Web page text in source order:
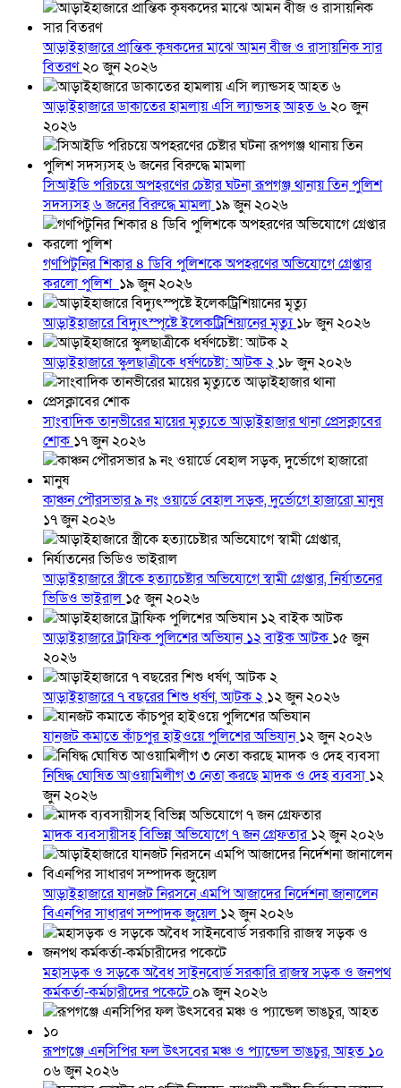
আড়াইহাজারে প্রান্তিক কৃষকদের মাঝে আমন বীজ ও রাসায়নিক সার
বিতরণ২০ জুন ২০২৬
আড়াইহাজারে ডাকাতের হামলায় এসি ল্যান্ডসহ আহত ৬২০ জুন
২০২৬
সিআইডি পরিচয়ে অপহরণের চেষ্টার ঘটনা রূপগঞ্জ থানায় তিন পুলিশ
সদস্যসহ ৬ জনের বিরুদ্ধে মামলা ১৯ জুন ২০২৬
গণপিটুনির শিকার ৪ ডিবি পুলিশকে অপহরণের অভিযোগে গ্রেপ্তার
করলো পুলিশ ১৯ জুন ২০২৬
আড়াইহাজারে বিদ্যুৎস্পৃষ্টে ইলেকট্রিশিয়ানের মৃত্যু১৮ জুন ২০২৬
আড়াইহাজারে স্কুলছাত্রীকে ধর্ষণচেষ্টা: আটক ২ ১৮ জুন ২০২৬
সাংবাদিক তানভীরের মায়ের মৃত্যুতে আড়াইহাজার থানা প্রেসক্লাবের
শোক ১৭ জুন ২০২৬
কাঞ্চন পৌরসভার ৯ নং ওয়ার্ডে বেহাল সড়ক, দুর্ভোগে হাজারো মানুষ
১৭ জুন ২০২৬
আড়াইহাজারে স্ত্রীকে হত্যাচেষ্টার অভিযোগে স্বামী গ্রেপ্তার, নির্যাতনের
ভিডিও ভাইরাল ১৫ জুন ২০২৬
আড়াইহাজারে ট্রাফিক পুলিশের অভিযান ১২ বাইক আটক ১৫ জুন
২০২৬
আড়াইহাজারে ৭ বছরের শিশু ধর্ষণ, আটক ২ ১২ জুন ২০২৬
যানজট কমাতে কাঁচপুর হাইওয়ে পুলিশের অভিযান১২ জুন ২০২৬
নিষিদ্ধ ঘোষিত আওয়ামিলীগ ৩ নেতা করছে মাদক ও দেহ ব্যবসা ১২
জুন ২০২৬
মাদক ব্যবসায়ীসহ বিভিন্ন অভিযোগে ৭ জন গ্রেফতার১২ জুন ২০২৬
আড়াইহাজারে যানজট নিরসনে এমপি আজাদের নির্দেশনা জানালেন
বিএনপির সাধারণ সম্পাদক জুয়েল ১২ জুন ২০২৬
মহাসড়ক ও সড়কে অবৈধ সাইনবোর্ড সরকারি রাজস্ব সড়ক ও জনপথ
কর্মকর্তা-কর্মচারীদের পকেটে০৯ জুন ২০২৬
রূপগঞ্জে এনসিপির ফল উৎসবের মঞ্চ ও প্যান্ডেল ভাঙচুর, আহত ১০
০৬ জুন ২০২৬